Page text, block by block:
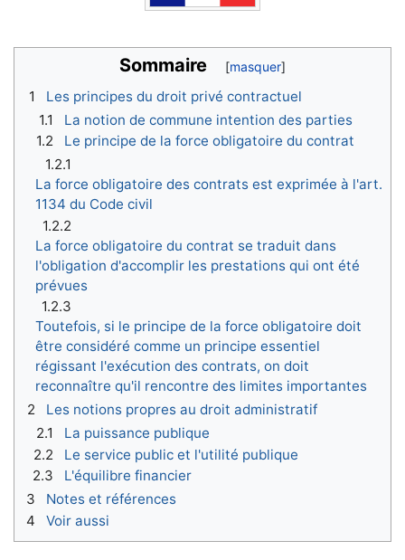
Sommaire
1
Les principes du droit privé contractuel
1.1
La notion de commune intention des parties
1.2
Le principe de la force obligatoire du contrat
1.2.1
La force obligatoire des contrats est exprimée à l'art.
1134 du Code civil
1.2.2
La force obligatoire du contrat se traduit dans
l'obligation d'accomplir les prestations qui ont été
prévues
1.2.3
Toutefois, si le principe de la force obligatoire doit
être considéré comme un principe essentiel
régissant l'exécution des contrats, on doit
reconnaître qu'il rencontre des limites importantes
2
Les notions propres au droit administratif
2.1
La puissance publique
2.2
Le service public et l'utilité publique
2.3
L'équilibre financier
3
Notes et références
4
Voir aussi